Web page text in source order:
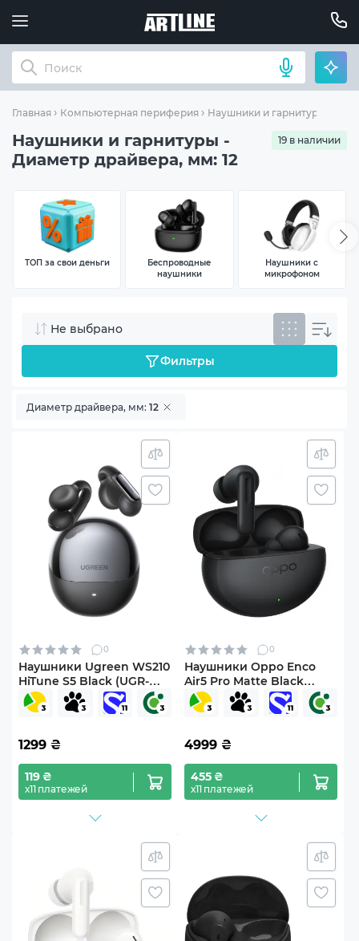
Главная Компьютерная периферия Наушники и гарнитуры
Наушники и гарнитуры -
Диаметр драйвера, мм: 12
19 в наличии
ТОП за свои деньги
Беспроводные
наушники
Наушники с
микрофоном
Не выбрано
Фильтры
Диаметр драйвера, мм: 12
0
Наушники Ugreen WS210
HiTune S5 Black (UGR-
45760)
1299 ₴
119 ₴
х11 платежей
0
Наушники Oppo Enco
Air5 Pro Matte Black
(ETEL1 Black)
4999 ₴
455 ₴
х11 платежей